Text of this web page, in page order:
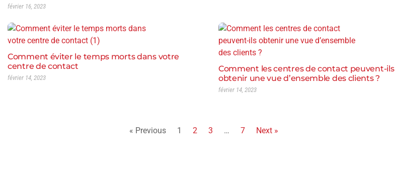
février 16, 2023
Comment éviter le temps morts dans votre
centre de contact
février 14, 2023
Comment les centres de contact peuvent-ils
obtenir une vue d’ensemble des clients ?
février 14, 2023
« Previous 1 2 3 … 7 Next »